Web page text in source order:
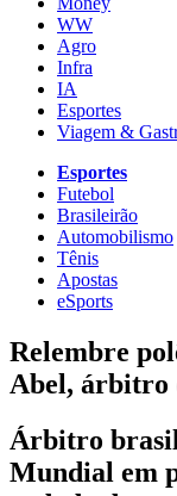
WW
Agro
Infra
IA
Esportes
Viagem &
Esportes
Futebol
Brasileirão
Automobilismo
Tênis
Apostas
eSports
Relembre
Abel, árbitro
Árbitro
Mundial em